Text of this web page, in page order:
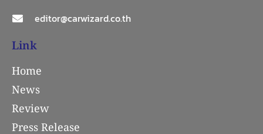
editor@carwizard.co.th
Link
Home
News
Review
Press Release